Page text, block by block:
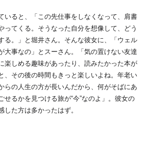
いると、「この先仕事をしなくなって、肩書
ってくる。そうなった自分を想像して、どう
る。」と堀井さん。そんな彼女に、「ウェル
大事なの」とスーさん。「気の置けない友達
楽しめる趣味があったり、読みたかった本が
、その後の時間もきっと楽しいよね。年老い
らの人生の方が長いんだから、何がそばにあ
せるかを見つける旅が“今”なのよ」。彼女の
した方は多かったはず。